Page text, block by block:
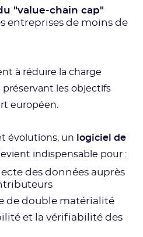
"value-chain cap"
entreprises de moins de
à réduire la charge
les objectifs
européen.
évolutions, un
logiciel de
indispensable pour :
des données auprès
de double matérialité
et la vérifiabilité des